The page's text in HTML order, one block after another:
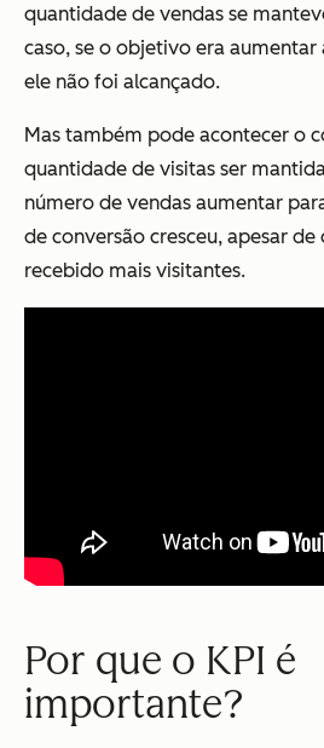
quantidade de vendas se
caso, se o objetivo era aumentar
ele não foi alcançado.
Mas também pode acontecer o
quantidade de visitas ser
número de vendas aumentar
de conversão cresceu, apesar de
recebido mais visitantes.
Por que o KPI é
importante?